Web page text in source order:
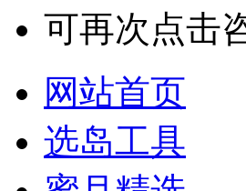
可再次点击
网站首页
选岛工具